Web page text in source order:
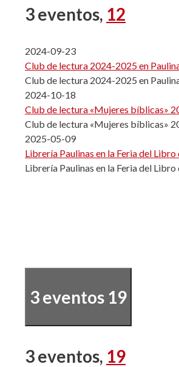
3 eventos, 12
2024-09-23
Club de lectura 2024-2025 en
Club de lectura 2024-2025 en
2024-10-18
Club de lectura «Mujeres bíblicas»
Club de lectura «Mujeres bíblicas»
2025-05-09
Librería Paulinas en la Feria del
Librería Paulinas en la Feria del
3 eventos 19
3 eventos, 19